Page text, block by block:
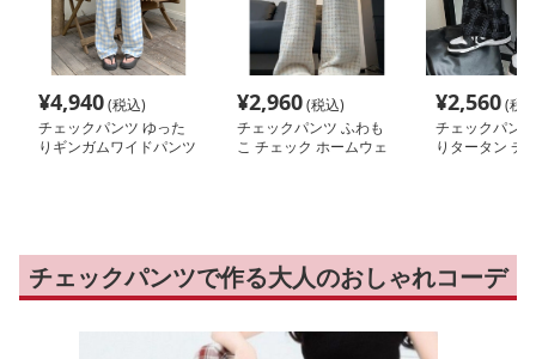
¥4,940(税込)
チェックパンツ ゆった
りギンガムワイドパンツ
¥2,960(税込)
チェックパンツ ふわも
こ チェック ホームウェ
¥2,560(税
チェックパン
りタータン チ
チェックパンツで作る大人のおしゃれコーデ